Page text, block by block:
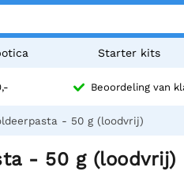
Starter kits
Beoordeling van
- 50 g (loodvrij)
- 50 g (loodvrij)